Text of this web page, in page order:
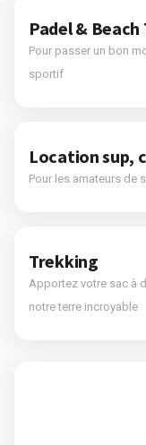
Padel &
Pour passer un bon
sportif
Location sup,
Pour les amateurs de
Trekking
Apportez votre sac à
notre terre incroyable